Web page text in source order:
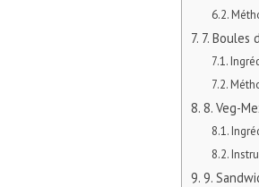
7. Boules
8. Veg-
9.